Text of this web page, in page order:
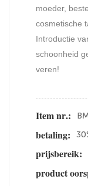
moeder,
cosmetische
Introductie
schoonheid
veren!
Item nr.:
betaling:
prijsbereik:
product